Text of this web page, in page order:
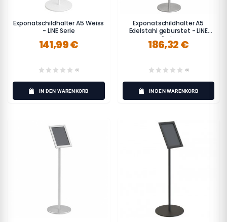
Exponatschildhalter A5 Weiss
- LINE Serie
141,99 €
(0)
IN DEN WARENKORB
Exponatschildhalter A5
Edelstahl geburstet - LINE
Serie
186,32 €
(0)
IN DEN WARENKORB